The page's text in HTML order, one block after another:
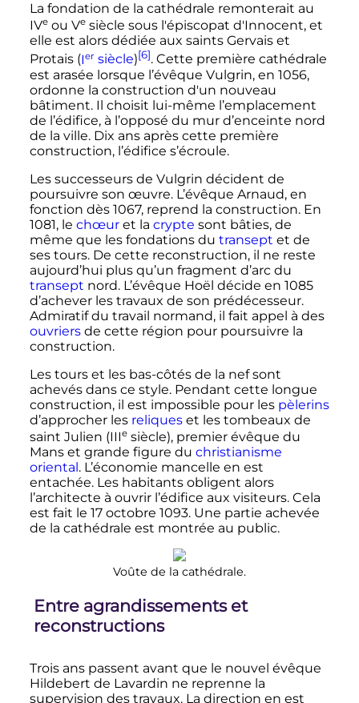
La fondation de la cathédrale remonterait au
IVe ou Ve siècle sous l'épiscopat d'Innocent, et
elle est alors dédiée aux saints Gervais et
Protais (Iersiècle)[6]. Cette première cathédrale
est arasée lorsque l’évêque Vulgrin, en 1056,
ordonne la construction d'un nouveau
bâtiment. Il choisit lui-même l’emplacement
de l’édifice, à l’opposé du mur d’enceinte nord
de la ville. Dix ans après cette première
construction, l’édifice s’écroule.
Les successeurs de Vulgrin décident de
poursuivre son œuvre. L’évêque Arnaud, en
fonction dès 1067, reprend la construction. En
1081, le chœuret la crypte sont bâties, de
même que les fondations du transept et de
ses tours. De cette reconstruction, il ne reste
aujourd’hui plus qu’un fragment d’arc du
transept nord. L’évêque Hoël décide en 1085
d’achever les travaux de son prédécesseur.
Admiratif du travail normand, il fait appel à des
ouvriersde cette région pour poursuivre la
construction.
Les tours et les bas-côtés de la nef sont
achevés dans ce style. Pendant cette longue
construction, il est impossible pour les pèlerins
d’approcher les reliqueset les tombeaux de
saint Julien (IIIe siècle), premier évêque du
Mans et grande figure du christianisme
oriental. L’économie mancelle en est
entachée. Les habitants obligent alors
l’architecte à ouvrir l’édifice aux visiteurs. Cela
est fait le 17 octobre 1093. Une partie achevée
de la cathédrale est montrée au public.
Voûte de la cathédrale.
Entre agrandissements et
reconstructions
Trois ans passent avant que le nouvel évêque
Hildebert de Lavardin ne reprenne la
supervision des travaux. La direction en est